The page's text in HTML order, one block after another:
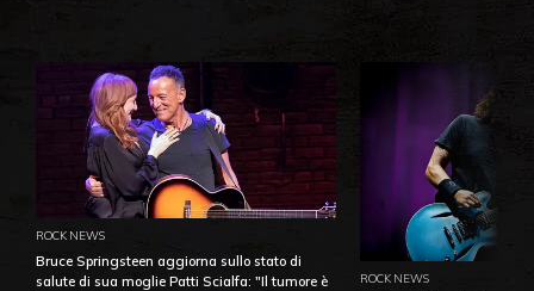
ROCK NEWS
Bruce Springsteen aggiorna sullo stato di
salute di sua moglie Patti Scialfa: "Il tumore è
ROCK NEWS